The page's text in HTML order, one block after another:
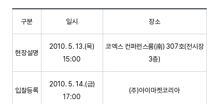
구분 일시 장소
현장설명
2010. 5. 13.(목)
15:00
코엑스 컨퍼런스룸(南) 307호(전시장
3층)
입찰등록
2010. 5. 14.(금)
17:00
(주)아이마켓코리아